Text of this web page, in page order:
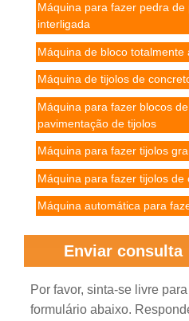
Máquina para fazer pedra de
interligada
Máquina de bloco totalmente
Máquina de tijolos de
Máquina para fazer blocos
pavimentação de tijolos
Máquina para fazer tijolos
Máquina para fazer tijolos de
Máquina automática para
Enviar consulta
Por favor, sinta-se livre
formulário abaixo.